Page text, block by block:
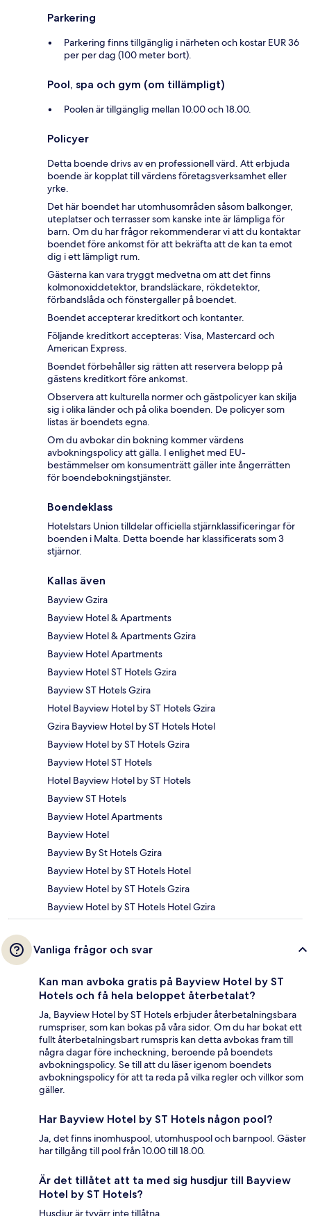
Parkering
Parkering finns tillgänglig i närheten och kostar EUR 36
per per dag (100 meter bort).
Pool, spa och gym (om tillämpligt)
Poolen är tillgänglig mellan 10.00 och 18.00.
Policyer
Detta boende drivs av en professionell värd. Att erbjuda
boende är kopplat till värdens företagsverksamhet eller
yrke.
Det här boendet har utomhusområden såsom balkonger,
uteplatser och terrasser som kanske inte är lämpliga för
barn. Om du har frågor rekommenderar vi att du kontaktar
boendet före ankomst för att bekräfta att de kan ta emot
dig i ett lämpligt rum.
Gästerna kan vara tryggt medvetna om att det finns
kolmonoxiddetektor, brandsläckare, rökdetektor,
förbandslåda och fönstergaller på boendet.
Boendet accepterar kreditkort och kontanter.
Följande kreditkort accepteras: Visa, Mastercard och
American Express.
Boendet förbehåller sig rätten att reservera belopp på
gästens kreditkort före ankomst.
Observera att kulturella normer och gästpolicyer kan skilja
sig i olika länder och på olika boenden. De policyer som
listas är boendets egna.
Om du avbokar din bokning kommer värdens
avbokningspolicy att gälla. I enlighet med EU-
bestämmelser om konsumenträtt gäller inte ångerrätten
för boendebokningstjänster.
Boendeklass
Hotelstars Union tilldelar officiella stjärnklassificeringar för
boenden i Malta. Detta boende har klassificerats som 3
stjärnor.
Kallas även
Bayview Gzira
Bayview Hotel & Apartments
Bayview Hotel & Apartments Gzira
Bayview Hotel Apartments
Bayview Hotel ST Hotels Gzira
Bayview ST Hotels Gzira
Hotel Bayview Hotel by ST Hotels Gzira
Gzira Bayview Hotel by ST Hotels Hotel
Bayview Hotel by ST Hotels Gzira
Bayview Hotel ST Hotels
Hotel Bayview Hotel by ST Hotels
Bayview ST Hotels
Bayview Hotel Apartments
Bayview Hotel
Bayview By St Hotels Gzira
Bayview Hotel by ST Hotels Hotel
Bayview Hotel by ST Hotels Gzira
Bayview Hotel by ST Hotels Hotel Gzira
Vanliga frågor och svar
Kan man avboka gratis på Bayview Hotel by ST
Hotels och få hela beloppet återbetalat?
Ja, Bayview Hotel by ST Hotels erbjuder återbetalningsbara
rumspriser, som kan bokas på våra sidor. Om du har bokat ett
fullt återbetalningsbart rumspris kan detta avbokas fram till
några dagar före incheckning, beroende på boendets
avbokningspolicy. Se till att du läser igenom boendets
avbokningspolicy för att ta reda på vilka regler och villkor som
gäller.
Har Bayview Hotel by ST Hotels någon pool?
Ja, det finns inomhuspool, utomhuspool och barnpool. Gäster
har tillgång till pool från 10.00 till 18.00.
Är det tillåtet att ta med sig husdjur till Bayview
Hotel by ST Hotels?
Husdjur är tyvärr inte tillåtna.